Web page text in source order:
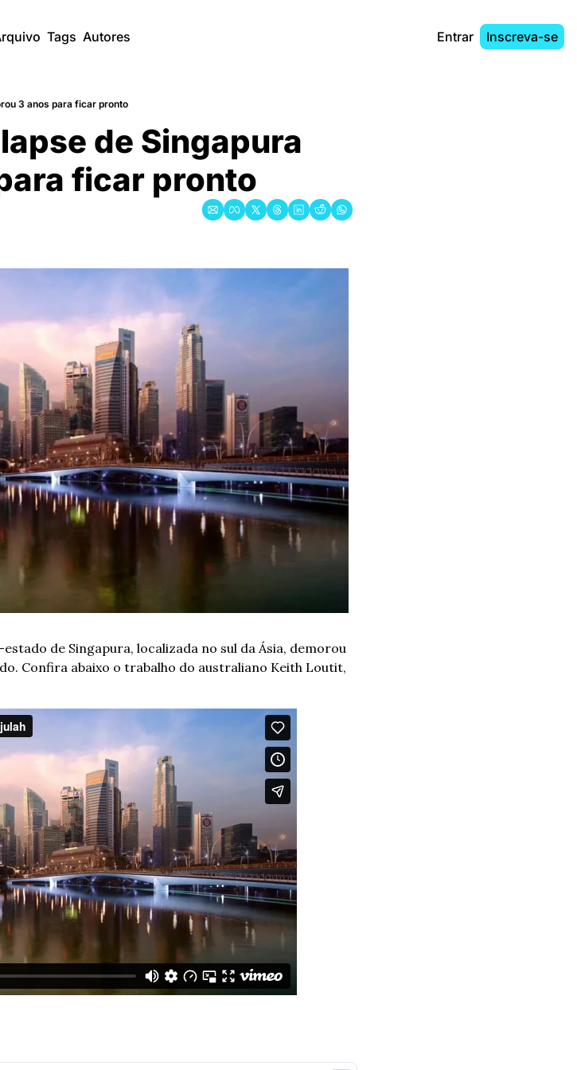
Tags Autores Entrar Inscreva-se
3 anos para ficar pronto
de Singapura
ficar pronto
de Singapura, localizada no sul da Ásia, demorou
Confira abaixo o trabalho do australiano Keith Loutit,